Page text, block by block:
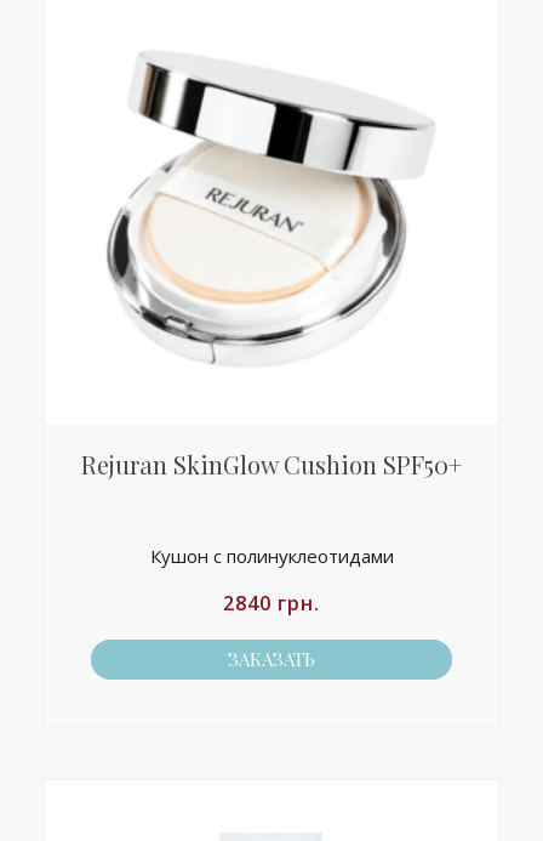
Rejuran SkinGlow Cushion SPF50+
Кушон с полинуклеотидами
2840 грн.
ЗАКАЗАТЬ